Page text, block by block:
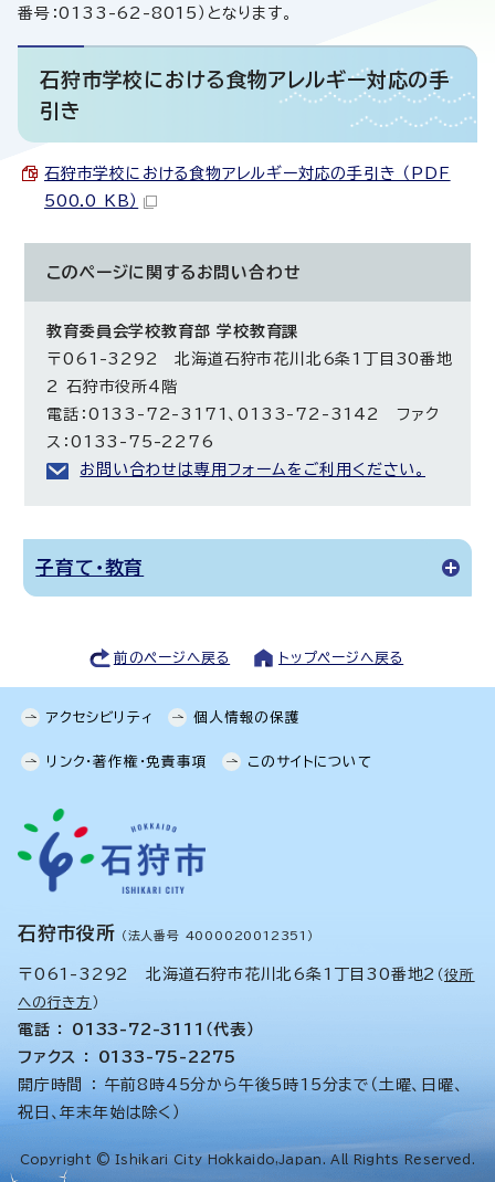
番号：0133-62-8015）となります。
石狩市学校における食物アレルギー対応の手
引き
石狩市学校における食物アレルギー対応の手引き （PDF
500.0 KB）
このページに関する お問い合わせ
教育委員会学校教育部 学校教育課
〒061-3292 北海道石狩市花川北6条1丁目30番地
2 石狩市役所4階
電話：0133-72-3171、0133-72-3142 ファク
ス：0133-75-2276
お問い合わせは専用フォームをご利用ください。
子育て・教育
前のページへ戻る トップページへ戻る
アクセシビリティ 個人情報の保護
リンク・著作権・免責事項 このサイトについて
石狩市役所 （法人番号 4000020012351）
〒061-3292 北海道石狩市花川北6条1丁目30番地2 （役所
への行き方 ）
電話 ： 0133-72-3111（代表）
ファクス ： 0133-75-2275
開庁時間 ： 午前8時45分から午後5時15分まで（土曜、日曜、
祝日、年末年始は除く）
Copyright © Ishikari City Hokkaido,Japan. All Rights Reserved.